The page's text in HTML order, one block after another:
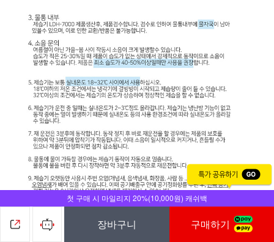
첫 구매 시 마일리지 20%(10,000원) 캐쉬백
장바구니 구매하기